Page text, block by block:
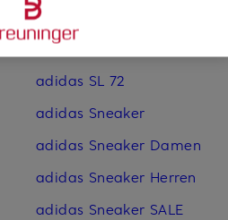
adidas Schwarz
adidas Shorts
adidas SL 72
adidas Sneaker
adidas Sneaker Damen
adidas Sneaker Herren
adidas Sneaker SALE